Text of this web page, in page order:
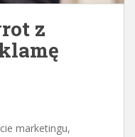
z
marketingu,